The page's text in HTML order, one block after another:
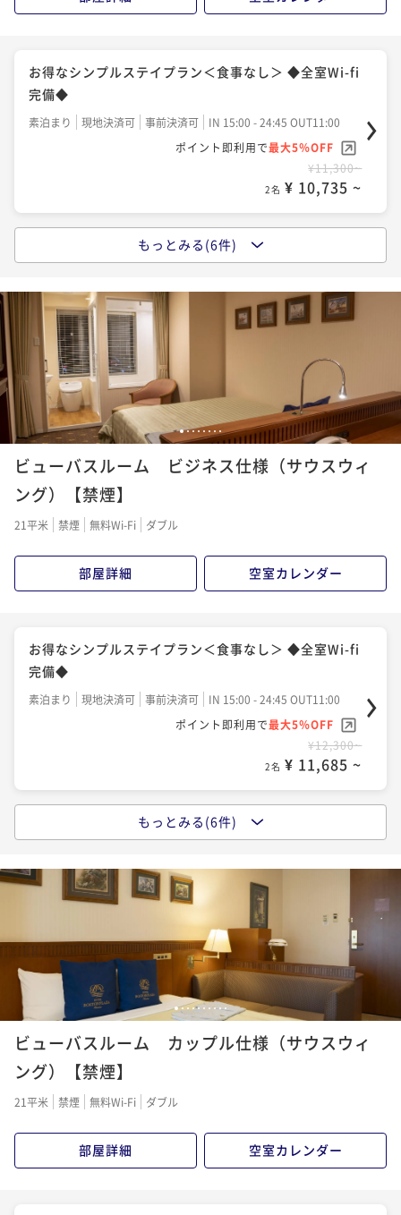
お得なシンプルステイプラン＜食事なし＞ ◆全室Wi-fi
完備◆
素泊まり 現地決済可 事前決済可
IN 15:00 - 24:45 OUT11:00
ポイント即利用で最大5％OFF
¥11,300~
2名 ¥ 10,735 ~
男を上げる！ORGA SDGSアメニティ付き メンズプラ
素泊まり 現地決済可 事前決済可
IN 15:00 - 24:00 OUT12:00
ポイント即利用で最大5％OFF
¥ 11,305 ~
●お得なシンプルステイプラン＜朝食付＞【自慢の朝
ご飯】◆全室Wi-fi完備◆
朝食付き 現地決済可
朝食付き
ポイント即利用で
2名 ¥ 15,105 ~
「連泊」2泊以上の連泊プラン【食事なし】(全室Wi-fi
素泊まり 現地決済可 事前決済可
IN 15:00 - 26:00 OUT11:00
ポイント即利用で最大5％OFF
¥ 20,995 ~
「連泊」5泊以上の連泊プラン【食事なし】(全室Wi-fi
素泊まり 現地決済可 事前決済可
IN 15:00 - 26:00 OUT11:00
ポイント即利用で 最大5％OFF
「連泊」7泊以上の連泊プラン【食事なし】(全室Wi-fi
もっとみる(6件)
123456 7 8
ビューバスルーム ビジネス仕様（サウスウィ
ング）【禁煙】
21平米 禁煙 無料Wi-Fi ダブル
部屋詳細 空室カレンダー
お得なシンプルステイプラン＜食事なし＞ ◆全室Wi-fi
完備◆
素泊まり 現地決済可 事前決済可
IN 15:00 - 24:45 OUT11:00
ポイント即利用で最大5％OFF
¥12,300~
2名 ¥ 11,685 ~
男を上げる！ORGA SDGSアメニティ付き メンズプラ
素泊まり 現地決済可 事前決済可
IN 15:00 - 24:00 OUT12:00
ポイント即利用で
¥12,900~
2名 ¥ 12,255 ~
●お得なシンプルステイプラン＜朝食付＞【自慢の朝
ご飯】◆全室Wi-fi完備◆
朝食付き 現地決済可
もっとみる(6件)
123 456 7 8 910
ビューバスルーム カップル仕様（サウスウィ
ング）【禁煙】
21平米 禁煙 無料Wi-Fi ダブル
部屋詳細 空室カレンダー